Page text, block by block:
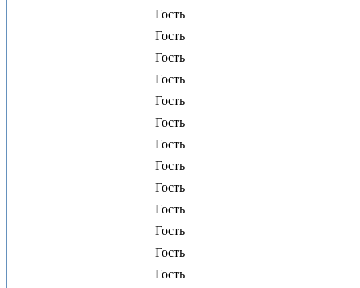
Гость
Гость
Гость
Гость
Гость
Гость
Гость
Гость
Гость
Гость
Гость
Гость
Гость